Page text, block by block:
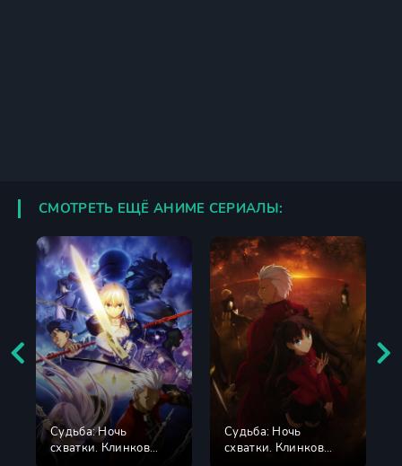
СМОТРЕТЬ ЕЩЁ АНИМЕ СЕРИАЛЫ:
Судьба: Ночь
схватки. Клинков
Судьба: Ночь
схватки. Клинков